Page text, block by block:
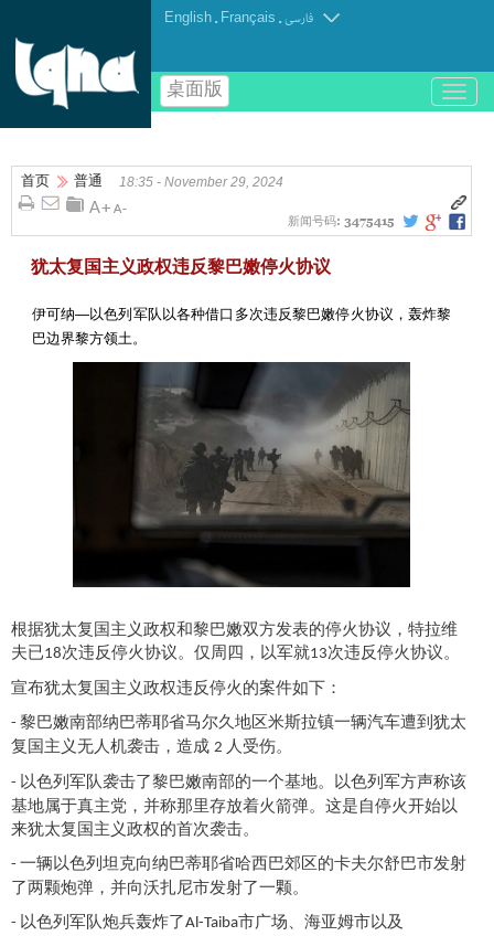
English . Français .فارسی
桌面版
باز
و
کردن
首页 普通 18:35 - November 29, 2024
新闻号码: 3475415
犹太复国主义政权违反黎巴嫩停火协议
伊可纳—以色列军队以各种借口多次违反黎巴嫩停火协议，轰炸黎
巴边界黎方领土。
根据犹太复国主义政权和黎巴嫩双方发表的停火协议 ，特拉维
夫已18次违反停火协议。仅周四，以军就13次违反停火协议。
宣布犹太复国主义政权违反停火的案件如下：
- 黎巴嫩南部纳巴蒂耶省马尔久地区米斯拉镇一辆汽车遭到犹太
复国主义无人机袭击，造成 2 人受伤。
- 以色列军队袭击了黎巴嫩南部的一个基地。以色列军方声称该
基地属于真主党，并称那里存放着火箭弹。这是自停火开始以
来犹太复国主义政权的首次袭击。
- 一辆以色列坦克向纳巴蒂耶省哈西巴郊区的卡夫尔舒巴市发射
了两颗炮弹 ，并向沃扎尼市发射了一颗。
- 以色列军队炮兵轰炸了Al-Taiba市广场、海亚姆市以及